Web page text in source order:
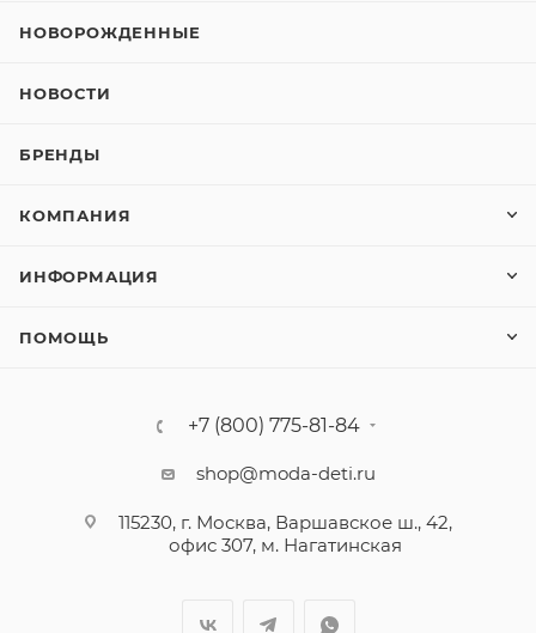
НОВОРОЖДЕННЫЕ
НОВОСТИ
БРЕНДЫ
КОМПАНИЯ
ИНФОРМАЦИЯ
ПОМОЩЬ
+7 (800) 775-81-84
shop@moda-deti.ru
115230, г. Москва, Варшавское ш., 42,
офис 307, м. Нагатинская